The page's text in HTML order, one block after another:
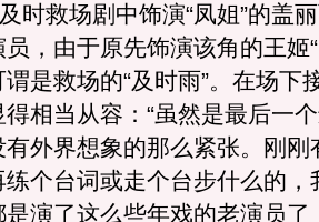
救场剧中饰演“凤姐”的盖
，由于原先饰演该角的王姬
是救场的“及时雨”。在场下
相当从容：“虽然是最后一
有外界想象的那么紧张。刚刚
个台词或走个台步什么的，
演了这么些年戏的老演员了